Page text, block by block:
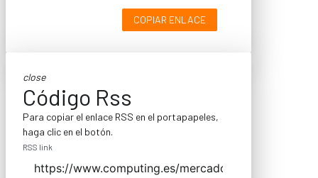
COPIAR ENLACE
close
Código Rss
Para copiar el enlace RSS en el portapapeles,
haga clic en el botón.
RSS link